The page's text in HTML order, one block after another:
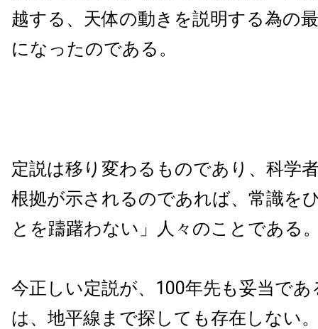
越する、天体の動きを説明する為の
になったのである。
定説は移り変わるものであり、科学
根拠が示されるのであれば、常識を
とを躊躇わない」人々のことである
今正しい定説が、100年先も妥当で
は、地平線まで探しても存在しない